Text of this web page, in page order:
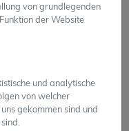
von grundlegenden
der Website
und analytische
von welcher
gekommen sind und
Leistungsfähigkeit
beschleunigen die
Schädigung
kommt dem